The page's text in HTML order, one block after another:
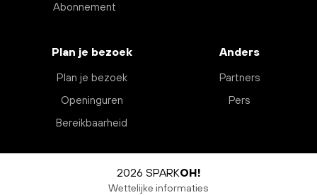
Abonnement
Plan je bezoek
Plan je bezoek
Openinguren
Bereikbaarheid
Anders
Partners
Pers
2026 SPARKOH!
Wettelijke informaties